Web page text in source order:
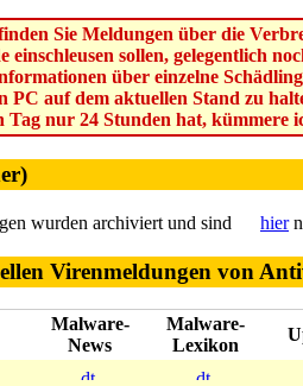
Sie Meldungen über die
einschleusen sollen, gelegentlich
über einzelne
PC auf dem aktuellen Stand zu
Tag nur 24 Stunden hat, kümmere
wurden archiviert und sind hier
Virenmeldungen von
Malware-
News
Malware-
Lexikon